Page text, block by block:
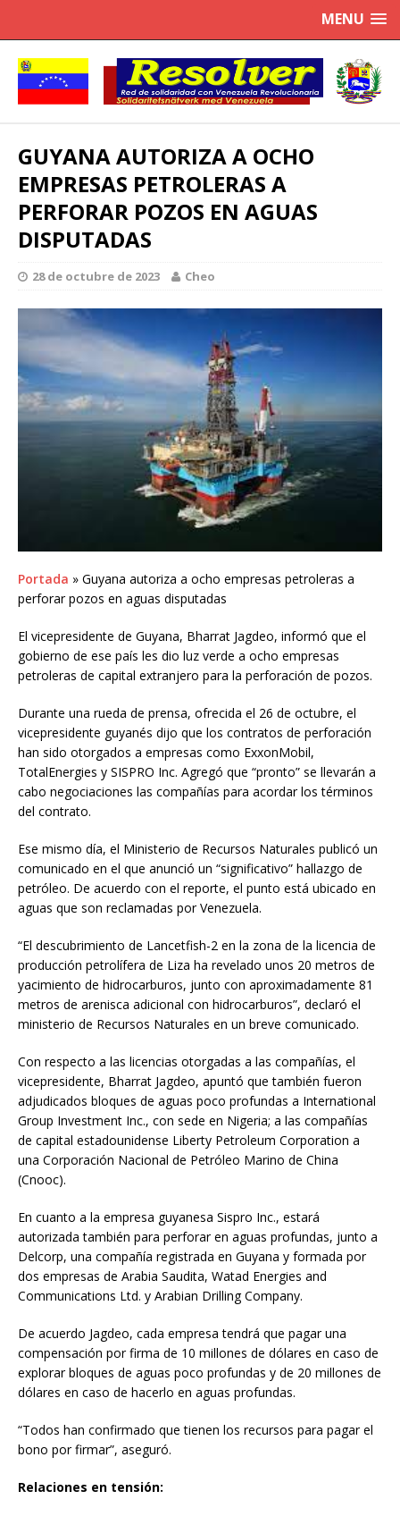
MENU
GUYANA AUTORIZA A OCHO
EMPRESAS PETROLERAS A
PERFORAR POZOS EN AGUAS
DISPUTADAS
28 de octubre de 2023 Cheo
Portada » Guyana autoriza a ocho empresas petroleras a
perforar pozos en aguas disputadas
El vicepresidente de Guyana, Bharrat Jagdeo, informó que el
gobierno de ese país les dio luz verde a ocho empresas
petroleras de capital extranjero para la perforación de pozos.
Durante una rueda de prensa, ofrecida el 26 de octubre, el
vicepresidente guyanés dijo que los contratos de perforación
han sido otorgados a empresas como ExxonMobil,
TotalEnergies y SISPRO Inc. Agregó que “pronto” se llevarán a
cabo negociaciones las compañías para acordar los términos
del contrato.
Ese mismo día, el Ministerio de Recursos Naturales publicó un
comunicado en el que anunció un “significativo” hallazgo de
petróleo. De acuerdo con el reporte, el punto está ubicado en
aguas que son reclamadas por Venezuela.
“El descubrimiento de Lancetfish-2 en la zona de la licencia de
producción petrolífera de Liza ha revelado unos 20 metros de
yacimiento de hidrocarburos, junto con aproximadamente 81
metros de arenisca adicional con hidrocarburos”, declaró el
ministerio de Recursos Naturales en un breve comunicado.
Con respecto a las licencias otorgadas a las compañías, el
vicepresidente, Bharrat Jagdeo, apuntó que también fueron
adjudicados bloques de aguas poco profundas a International
Group Investment Inc., con sede en Nigeria; a las compañías
de capital estadounidense Liberty Petroleum Corporation a
una Corporación Nacional de Petróleo Marino de China
(Cnooc).
En cuanto a la empresa guyanesa Sispro Inc., estará
autorizada también para perforar en aguas profundas, junto a
Delcorp, una compañía registrada en Guyana y formada por
dos empresas de Arabia Saudita, Watad Energies and
Communications Ltd. y Arabian Drilling Company.
De acuerdo Jagdeo, cada empresa tendrá que pagar una
compensación por firma de 10 millones de dólares en caso de
explorar bloques de aguas poco profundas y de 20 millones de
dólares en caso de hacerlo en aguas profundas.
“Todos han confirmado que tienen los recursos para pagar el
bono por firmar”, aseguró.
Relaciones en tensión: